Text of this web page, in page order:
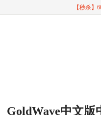
【秒杀】
GoldWave中文版